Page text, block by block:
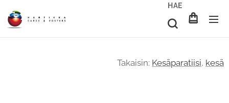
HAE
Takaisin: Kesäparatiisi, kesä